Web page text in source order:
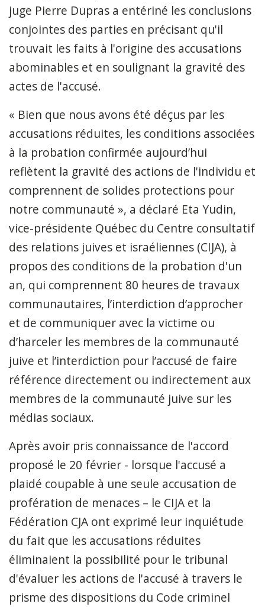
juge Pierre Dupras a entériné les conclusions
conjointes des parties en précisant qu'il
trouvait les faits à l'origine des accusations
abominables et en soulignant la gravité des
actes de l'accusé.
« Bien que nous avons été déçus par les
accusations réduites, les conditions associées
à la probation confirmée aujourd’hui
reflètent la gravité des actions de l'individu et
comprennent de solides protections pour
notre communauté », a déclaré Eta Yudin,
vice-présidente Québec du Centre consultatif
des relations juives et israéliennes (CIJA), à
propos des conditions de la probation d'un
an, qui comprennent 80 heures de travaux
communautaires, l’interdiction d’approcher
et de communiquer avec la victime ou
d’harceler les membres de la communauté
juive et l’interdiction pour l’accusé de faire
référence directement ou indirectement aux
membres de la communauté juive sur les
médias sociaux.
Après avoir pris connaissance de l'accord
proposé le 20 février - lorsque l'accusé a
plaidé coupable à une seule accusation de
profération de menaces – le CIJA et la
Fédération CJA ont exprimé leur inquiétude
du fait que les accusations réduites
éliminaient la possibilité pour le tribunal
d'évaluer les actions de l'accusé à travers le
prisme des dispositions du Code criminel